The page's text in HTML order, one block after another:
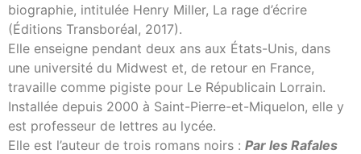
biographie, intitulée Henry Miller, La rage d’écrire
(Éditions Transboréal, 2017).
Elle enseigne pendant deux ans aux États-Unis, dans
une université du Midwest et, de retour en France,
travaille comme pigiste pour Le Républicain Lorrain.
Installée depuis 2000 à Saint-Pierre-et-Miquelon, elle y
est professeur de lettres au lycée.
Elle est l’auteur de trois romans noirs : Par les Rafales